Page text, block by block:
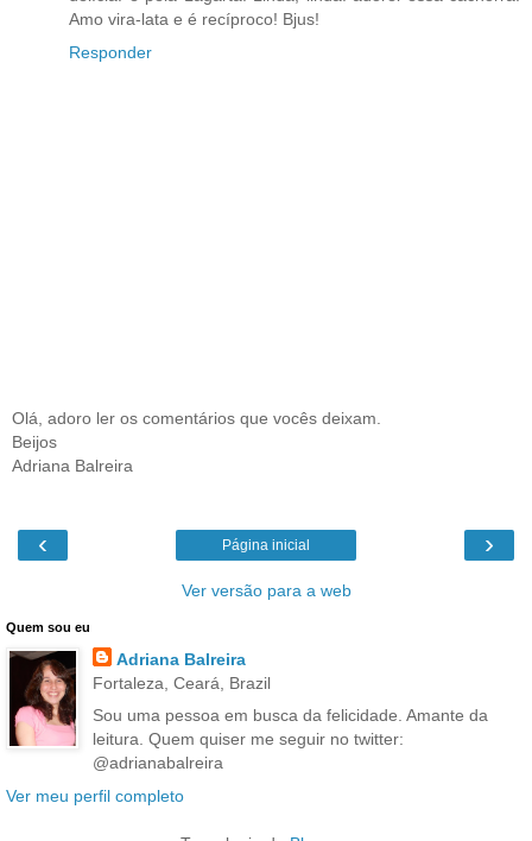
Amo vira-lata e é recíproco! Bjus!
Responder
Olá, adoro ler os comentários que vocês deixam.
Beijos
Adriana Balreira
‹ ›
Página inicial
Ver versão para a web
Quem sou eu
Adriana Balreira
Fortaleza, Ceará, Brazil
Sou uma pessoa em busca da felicidade. Amante da
leitura. Quem quiser me seguir no twitter:
@adrianabalreira
Ver meu perfil completo